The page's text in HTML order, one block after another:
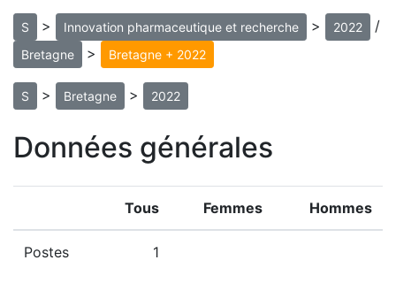
S > Innovation pharmaceutique et recherche > 2022 /
Bretagne > Bretagne + 2022
S > Bretagne > 2022
Données générales
Tous Femmes Hommes
Postes 1